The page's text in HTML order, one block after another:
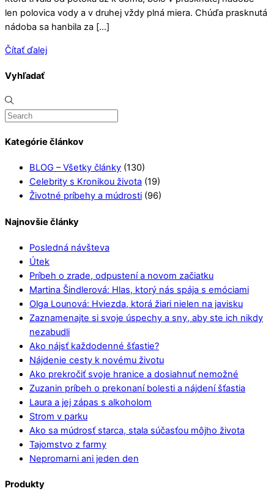
len polovica vody a v druhej vždy plná miera. Chúďa prasknutá
nádoba sa hanbila za […]
Čítať ďalej
Vyhľadať
Kategórie článkov
BLOG – Všetky články (130)
Celebrity s Kronikou života (19)
Životné príbehy a múdrosti (96)
Najnovšie články
Posledná návšteva
Útek
Príbeh o zrade, odpustení a novom začiatku
Martina Šindlerová: Hlas, ktorý nás spája s emóciami
Olga Lounová: Hviezda, ktorá žiari nielen na javisku
Zaznamenajte si svoje úspechy a sny, aby ste ich nikdy
nezabudli
Ako nájsť každodenné šťastie?
Nájdenie cesty k novému životu
Ako prekročiť svoje hranice a dosiahnuť nemožné
Zuzanin príbeh o prekonaní bolesti a nájdení šťastia
Laura a jej zápas s alkoholom
Strom v parku
Ako sa múdrosť starca, stala súčasťou môjho života
Tajomstvo z farmy
Nepromarni ani jeden den
Produkty